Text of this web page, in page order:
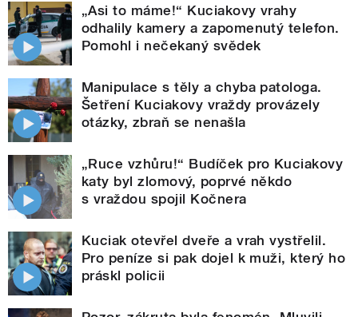
„Asi to máme!“ Kuciakovy vrahy
odhalily kamery a zapomenutý telefon.
Pomohl i nečekaný svědek
Manipulace s těly a chyba patologa.
Šetření Kuciakovy vraždy provázely
otázky, zbraň se nenašla
„Ruce vzhůru!“ Budíček pro Kuciakovy
katy byl zlomový, poprvé někdo
s vraždou spojil Kočnera
Kuciak otevřel dveře a vrah vystřelil.
Pro peníze si pak dojel k muži, který ho
práskl policii